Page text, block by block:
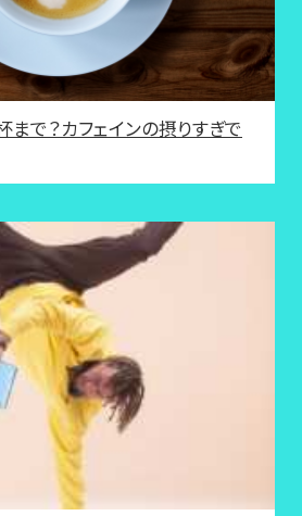
で？カフェインの摂りすぎで